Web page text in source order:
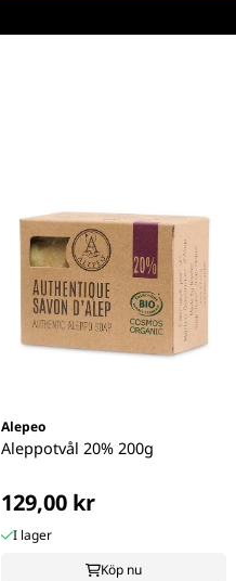
Alepeo
Aleppotvål 20% 200g
129,00 kr
I lager
Köp nu